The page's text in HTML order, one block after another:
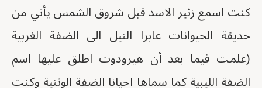
كنت اسمع زئير الاسد قبل شروق الشمس يأتي من
حديقة الحيوانات عابرا النيل الى الضفة الغربية
(علمت فيما بعد أن هيرودوت اطلق عليها اسم
الضفة الليبية كما سماها احيانا الضفة الوثنية وكنت